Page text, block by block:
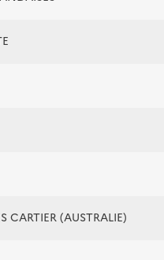
CARTIER (AUSTRALIE)